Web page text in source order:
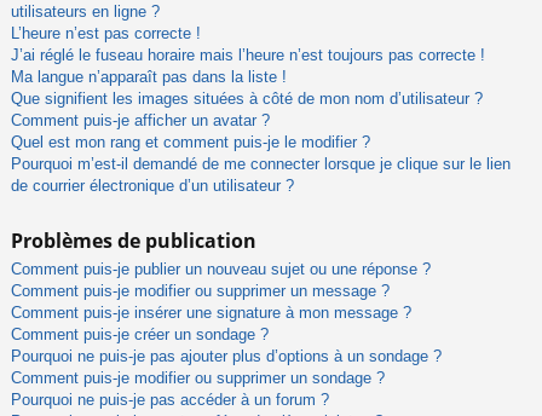
utilisateurs en ligne ?
L’heure n’est pas correcte !
J’ai réglé le fuseau horaire mais l’heure n’est toujours pas correcte !
Ma langue n’apparaît pas dans la liste !
Que signifient les images situées à côté de mon nom d’utilisateur ?
Comment puis-je afficher un avatar ?
Quel est mon rang et comment puis-je le modifier ?
Pourquoi m’est-il demandé de me connecter lorsque je clique sur le lien
de courrier électronique d’un utilisateur ?
Problèmes de publication
Comment puis-je publier un nouveau sujet ou une réponse ?
Comment puis-je modifier ou supprimer un message ?
Comment puis-je insérer une signature à mon message ?
Comment puis-je créer un sondage ?
Pourquoi ne puis-je pas ajouter plus d’options à un sondage ?
Comment puis-je modifier ou supprimer un sondage ?
Pourquoi ne puis-je pas accéder à un forum ?